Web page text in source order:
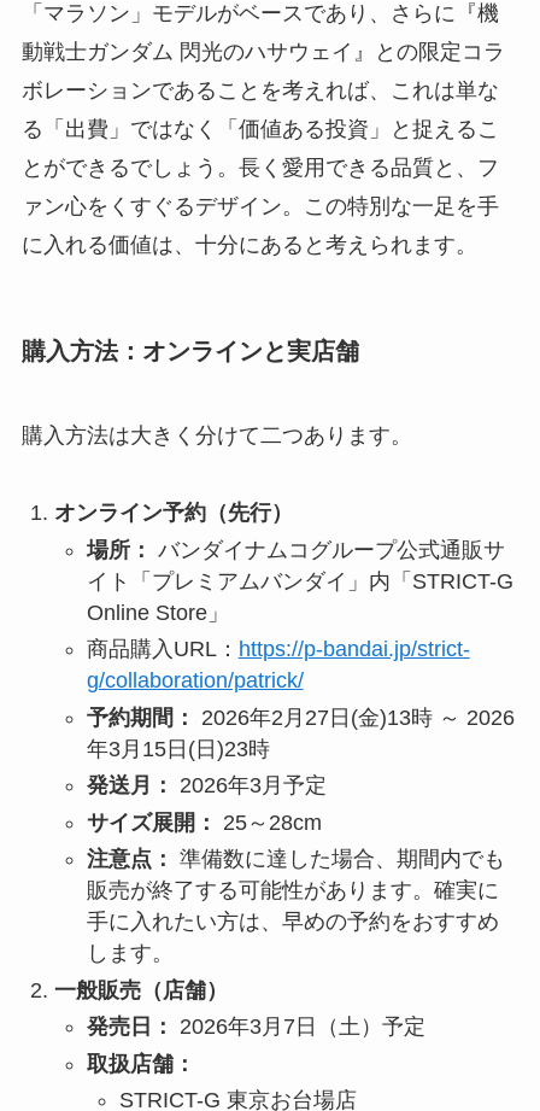
「マラソン」モデルがベースであり、さらに『機
動戦士ガンダム 閃光のハサウェイ』との限定コラ
ボレーションであることを考えれば、これは単な
る「出費」ではなく「価値ある投資」と捉えるこ
とができるでしょう。長く愛用できる品質と、フ
ァン心をくすぐるデザイン。この特別な一足を手
に入れる価値は、十分にあると考えられます。
購入方法：オンラインと実店舗
購入方法は大きく分けて二つあります。
オンライン予約（先行）
場所： バンダイナムコグループ公式通販サ
イト「プレミアムバンダイ」内「STRICT-G
Online Store」
商品購入URL： https://p-bandai.jp/strict-
g/collaboration/patrick/
予約期間：
2026年2月27日(金)13時 ～ 2026
年3月15日(日)23時
発送月：
2026年3月予定
サイズ展開：
25～28cm
注意点： 準備数に達した場合、期間内でも
販売が終了する可能性があります。確実に
手に入れたい方は、早めの予約をおすすめ
します。
一般販売（店舗）
発売日：
2026年3月7日（土）予定
取扱店舗：
STRICT-G 東京お台場店